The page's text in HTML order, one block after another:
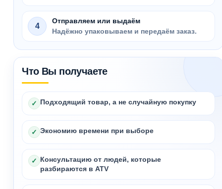
4
Отправляем или выдаём
Надёжно упаковываем и передаём заказ.
Что Вы получаете
✓ Подходящий товар, а не случайную покупку
✓ Экономию времени при выборе
✓ Консультацию от людей, которые
разбираются в ATV